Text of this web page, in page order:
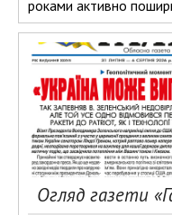
роками активно
Огляд газети